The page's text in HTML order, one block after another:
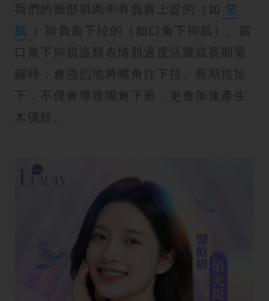
我們的臉部肌肉中有負責上提的（如 笑
肌 ）與負責下拉的（如口角下抑肌）。當
口角下抑肌這類表情肌過度活躍或長期緊
繃時，會強烈地將嘴角往下拉。長期拉扯
下，不僅會導致嘴角下垂，更會加速產生
木偶紋。